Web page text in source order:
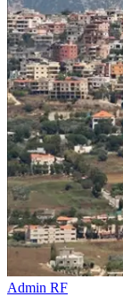
Admin RF